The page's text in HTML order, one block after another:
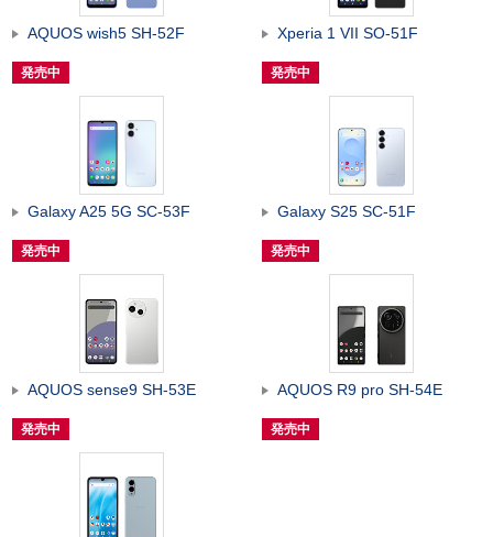
AQUOS wish5 SH-52F
発売中
Xperia 1 VII SO-51F
発売中
Galaxy A25 5G SC-53F
発売中
Galaxy S25 SC-51F
発売中
AQUOS sense9 SH-53E
発売中
AQUOS R9 pro SH-54E
発売中